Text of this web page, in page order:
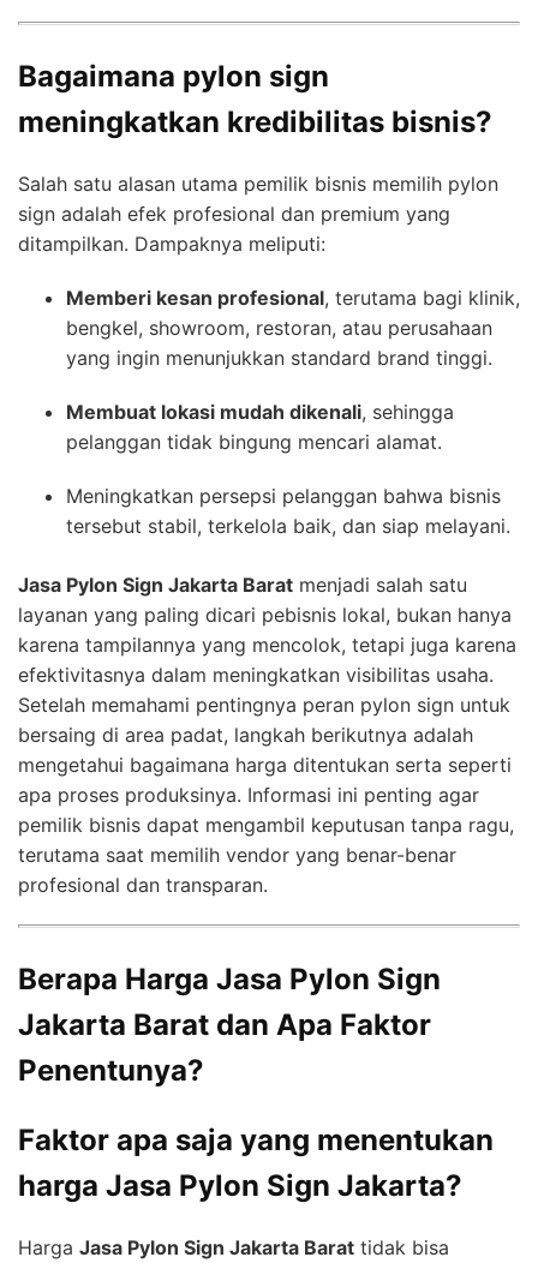
Bagaimana pylon sign
meningkatkan kredibilitas bisnis?
Salah satu alasan utama pemilik bisnis memilih pylon
sign adalah efek profesional dan premium yang
ditampilkan. Dampaknya meliputi:
Memberi kesan profesional, terutama bagi klinik,
bengkel, showroom, restoran, atau perusahaan
yang ingin menunjukkan standard brand tinggi.
Membuat lokasi mudah dikenali, sehingga
pelanggan tidak bingung mencari alamat.
Meningkatkan persepsi pelanggan bahwa bisnis
tersebut stabil, terkelola baik, dan siap melayani.
Jasa Pylon Sign Jakarta Barat menjadi salah satu
layanan yang paling dicari pebisnis lokal, bukan hanya
karena tampilannya yang mencolok, tetapi juga karena
efektivitasnya dalam meningkatkan visibilitas usaha.
Setelah memahami pentingnya peran pylon sign untuk
bersaing di area padat, langkah berikutnya adalah
mengetahui bagaimana harga ditentukan serta seperti
apa proses produksinya. Informasi ini penting agar
pemilik bisnis dapat mengambil keputusan tanpa ragu,
terutama saat memilih vendor yang benar-benar
profesional dan transparan.
Berapa Harga Jasa Pylon Sign
Jakarta Barat dan Apa Faktor
Penentunya?
Faktor apa saja yang menentukan
harga Jasa Pylon Sign Jakarta?
Harga Jasa Pylon Sign Jakarta Barat tidak bisa